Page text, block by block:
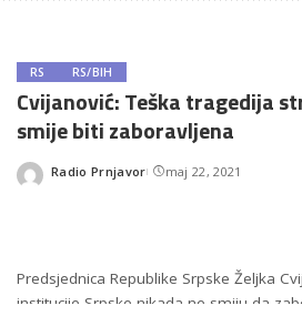
RS RS/BIH
Cvijanović: Teška tragedija
smije biti zaboravljena
Posted
Radio Prnjavor maj 22, 2021
Predsjednica Republike Srpske Željka
institucije Srpske nikada ne smiju da